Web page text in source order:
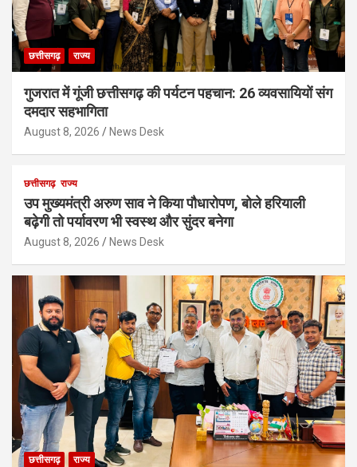
छत्तीसगढ़ राज्य
गुजरात में गूंजी छत्तीसगढ़ की पर्यटन पहचान: 26 व्यवसायियों संग
दमदार सहभागिता
August 8, 2026 News Desk
छत्तीसगढ़ राज्य
उप मुख्यमंत्री अरुण साव ने किया पौधारोपण, बोले हरियाली
बढ़ेगी तो पर्यावरण भी स्वस्थ और सुंदर बनेगा
August 8, 2026 News Desk
छत्तीसगढ़ राज्य